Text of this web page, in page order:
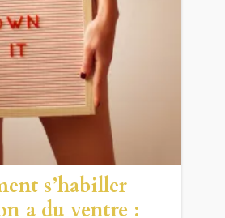
s’habiller
a du ventre :